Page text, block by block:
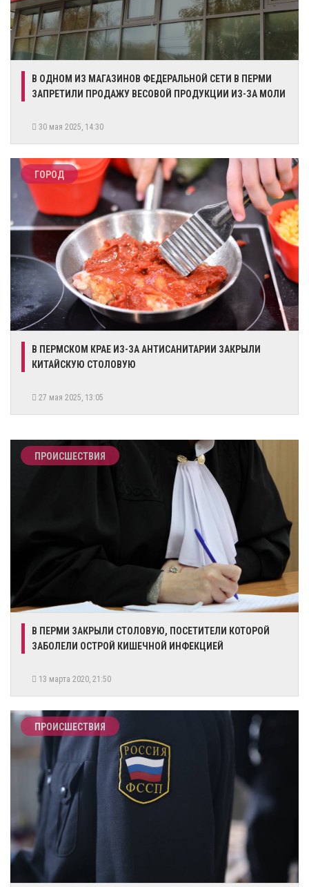
В ОДНОМ ИЗ МАГАЗИНОВ ФЕДЕРАЛЬНОЙ СЕТИ В ПЕРМИ
ЗАПРЕТИЛИ ПРОДАЖУ ВЕСОВОЙ ПРОДУКЦИИ ИЗ-ЗА МОЛИ
30 мая 2025, 14:30
ГОРОД
В ПЕРМСКОМ КРАЕ ИЗ-ЗА АНТИСАНИТАРИИ ЗАКРЫЛИ
КИТАЙСКУЮ СТОЛОВУЮ
27 мая 2025, 13:05
ПРОИСШЕСТВИЯ
В ПЕРМИ ЗАКРЫЛИ СТОЛОВУЮ, ПОСЕТИТЕЛИ КОТОРОЙ
ЗАБОЛЕЛИ ОСТРОЙ КИШЕЧНОЙ ИНФЕКЦИЕЙ
13 марта 2020, 21:50
ПРОИСШЕСТВИЯ